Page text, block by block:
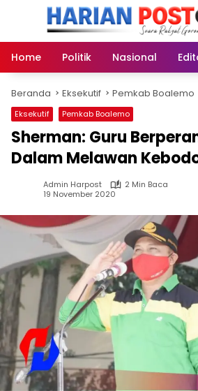
Home
Politik Nasional
Beranda Eksekutif Pemkab Boalemo
Eksekutif Pemkab Boalemo
Sherman: Guru
Dalam Melawan
Admin Harpost
2 Min Baca
19 November 2020